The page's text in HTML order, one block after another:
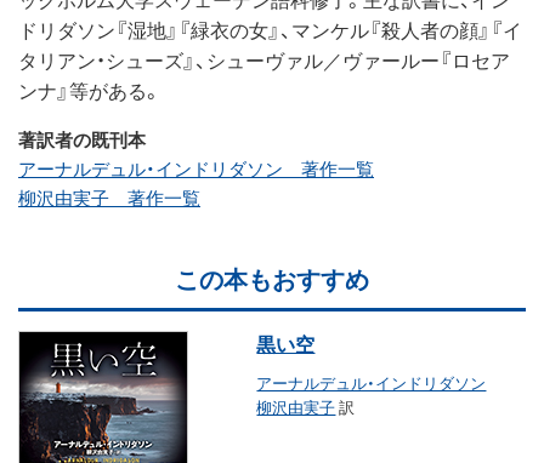
ドリダソン『湿地』『緑衣の女』、マンケル『殺人者の顔』『イ
タリアン・シューズ』、シューヴァル／ヴァールー『ロセア
ンナ』等がある。
著訳者の既刊本
アーナルデュル・インドリダソン 著作一覧
柳沢由実子 著作一覧
この本もおすすめ
黒い空
アーナルデュル・インドリダソン
柳沢由実子訳